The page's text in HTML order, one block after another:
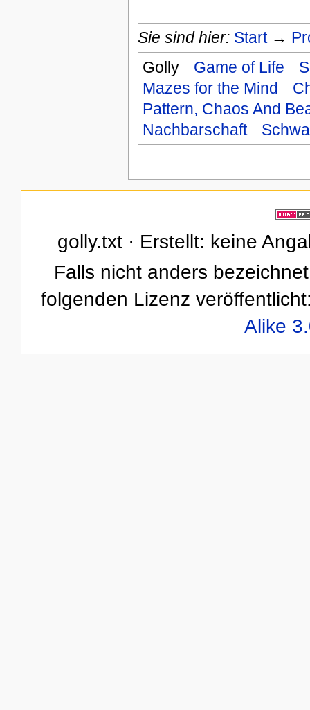
Sie sind hier: Start→
Golly
Game of Life
Mazes for the Mind
Pattern, Chaos And
Nachbarschaft
golly.txt · Erstellt: keine
Falls nicht anders
folgenden Lizenz
Alike